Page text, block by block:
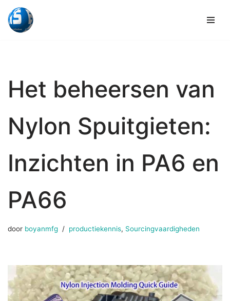
Overslaan
Het beheersen van
Nylon Spuitgieten:
Inzichten in PA6 en
PA66
door boyanmfg productiekennis, Sourcingvaardigheden